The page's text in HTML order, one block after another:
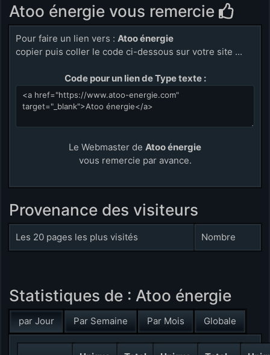
Atoo énergie vous remercie
Pour faire un lien vers :Atoo énergie
copier puis coller le code ci-dessous sur votre site ...
Code pour un lien de Type texte :
Le Webmaster de Atoo énergie
vous remercie par avance.
Provenance des visiteurs
Les 20 pages les plus visités Nombre
Statistiques de : Atoo énergie
par Jour Par Semaine Par Mois Globale